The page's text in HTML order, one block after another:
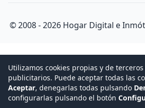
© 2008 -2026 Hogar Digital e
Utilizamos cookies propias y de
publicitarios. Puede aceptar todas las
Aceptar, denegarlas todas pulsando
configurarlas pulsando el botón